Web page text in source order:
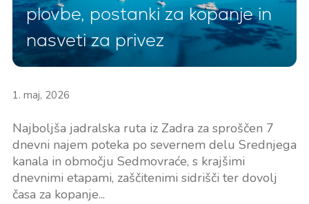
plovbe, postanki za kopanje in
nasveti za privez
1. maj, 2026
Najboljša jadralska ruta iz Zadra za sproščen 7
dnevni najem poteka po severnem delu Srednjega
kanala in območju Sedmovraće, s krajšimi
dnevnimi etapami, zaščitenimi sidrišči ter dovolj
časa za kopanje...